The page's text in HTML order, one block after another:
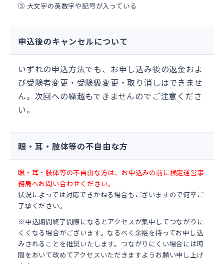
③ 大文字の英数字や記号が入っている
申込後のキャンセルについて
いずれの申込方法でも、お申し込み後の返金およ
び受験者変更・受験級変更・取り消しはできませ
ん。次回への繰越もできませんのでご注意くださ
い。
眼・耳・肢体等の不自由な方
眼・耳・肢体等の不自由な方は、お申込みの前に検定運営事
務局へお問い合わせください。
状況によっては対応できかねる場合もございますので何卒ご
了承ください。
※申込期間終了間際になるとアクセスが集中してつながりに
くくなる場合がございます。なるべく余裕を持ってお申し込
みされることを推奨いたします。つながりにくい場合には時
間をおいて改めてアクセスいただきますようお願い申し上げ